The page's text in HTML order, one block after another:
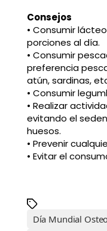
Consejos
• Consumir
porciones al día.
• Consumir
preferencia
atún, sardinas,
• Consumir
• Realizar
evitando el
huesos.
• Prevenir
• Evitar el
Día Mundial